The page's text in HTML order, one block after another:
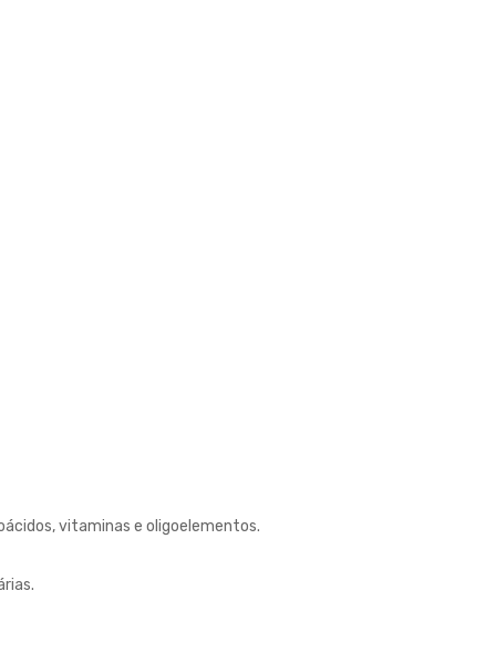
vitaminas e oligoelementos.